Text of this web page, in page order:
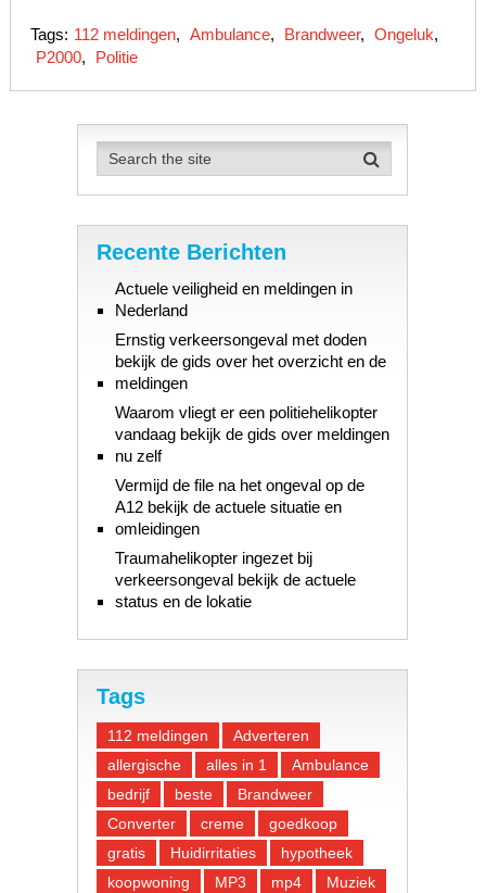
Tags: 112 meldingen, Ambulance, Brandweer, Ongeluk,
P2000, Politie
Recente Berichten
Actuele veiligheid en meldingen in
Nederland
Ernstig verkeersongeval met doden
bekijk de gids over het overzicht en de
meldingen
Waarom vliegt er een politiehelikopter
vandaag bekijk de gids over meldingen
nu zelf
Vermijd de file na het ongeval op de
A12 bekijk de actuele situatie en
omleidingen
Traumahelikopter ingezet bij
verkeersongeval bekijk de actuele
status en de lokatie
Tags
112 meldingen
Adverteren
allergische
alles in 1
Ambulance
bedrijf
beste
Brandweer
Converter
creme
goedkoop
gratis
Huidirritaties
hypotheek
koopwoning
MP3 mp4 Muziek